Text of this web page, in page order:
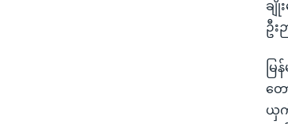
ချို
ဦး
မ
တေ
ယှက်